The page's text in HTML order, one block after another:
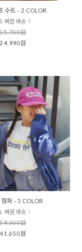
수트 - 2 COLOR
빠른배송 !
35,700원
24,990원
점퍼 - 3 COLOR
빠른배송 !
59,500원
41,650원